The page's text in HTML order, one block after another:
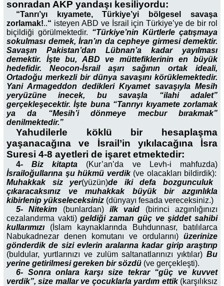
sonradan AKP yandaşı kesiliyordu:
“Tanrı’yı kıyamete, Türkiye’yi bölgesel savaşa
zorlamak!..“ isteyen ABD ve İsrail için Türkiye’ye de bir rol
biçildiği görülmektedir. “Türkiye’nin Kürtlerle çatışmaya
sokulması demek, İran’ın da cepheye girmesi demektir.
Savaşın Pakistan’dan Lübnan’a kadar yayılması
demektir. İşte bu, ABD ve müttefiklerinin en büyük
hedefidir. Neocon-İsrail aşırı sağının ortak ideali,
Ortadoğu merkezli bir dünya savaşını körüklemektedir.
Yani Armageddon dedikleri Kıyamet savaşıyla Mesih
yeryüzüne inecek, bu savaşla “ilahi adalet”
gerçekleşecektir. İşte buna “Tanrıyı kıyamete zorlamak
ya da “Mesih’i dönmeye mecbur bırakmak”
denilmektedir.”
Yahudilerle köklü bir hesaplaşma
yaşanacağına ve İsrail’in yıkılacağına İsra
Suresi 4-8 ayetleri de işaret etmektedir:
4-Biz kitapta (Kur’an’da ve Levh-i mahfuzda)
İsrailoğullarına şu hükmü verdik (ve olacakları bildirdik):
Muhakkak siz yer(yüzün)de iki defa bozgunculuk
çıkaracaksınız ve muhakkak büyük bir azgınlıkla
kibirlenip yükseleceksiniz (dünyayı fesada vereceksiniz.)
5- Nitekim (bunlardan)ilk vaid (birinci azgınlığınızı
cezalandırma vakti)geldiği zaman güç ve şiddet sahibi
kullarımızı (İslam kaynaklarında Buhdunnasr, batılılarca
Nabukadnezar denen komutanı ve ordularını) üzerinize
gönderdik de sizi evlerin aralarına kadar girip araştırıp
(buldular, yurtlarınızı ve zulüm saltanatlarınızı yıktılar) Bu
yerine getirilmesi gereken bir sözdü (ve gerçekleşti).
6- Sonra onlara karşı size tekrar “güç ve kuvvet
verdik”, size mallar ve çocuklarla yardım ettik (karşılıksız